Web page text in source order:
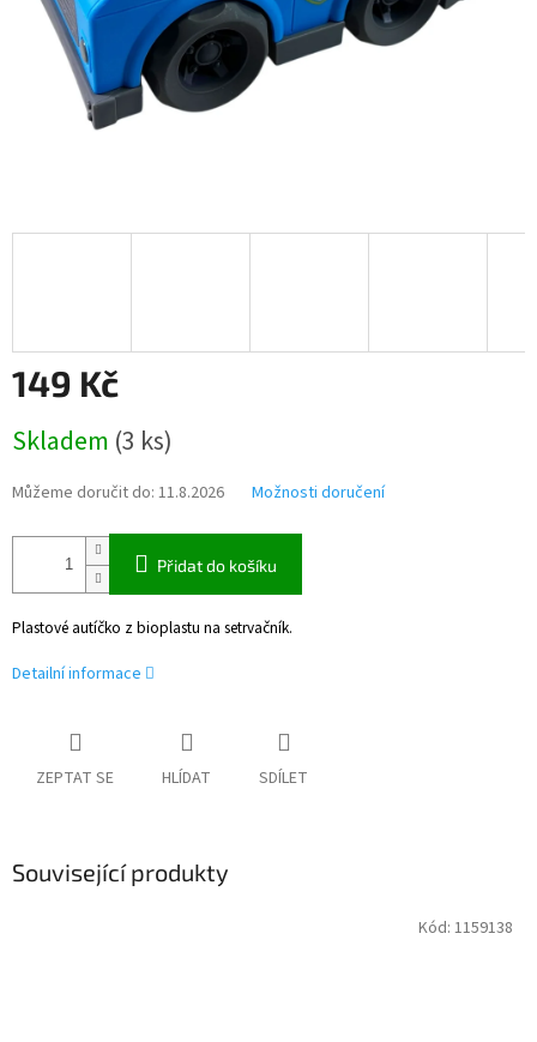
149 Kč
cena:
Skladem (3 ks)
Můžeme doručit do: 11.8.2026 Možnosti doručení
Přidat do košíku
Plastové autíčko z bioplastu na setrvačník.
Detailní informace
ZEPTAT SE HLÍDAT SDÍLET
Související produkty
Kód: 1159138